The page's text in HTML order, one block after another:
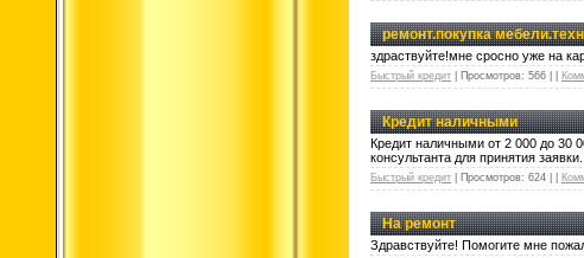
ремонт.покупка
здраствуйте!мне сросно уже на
Быстрый кредит Просмотров: 566
Кредит наличными
Кредит наличными от 2 000 до 30
консультанта для принятия
Быстрый кредит Просмотров: 624
На ремонт
Здравствуйте! Помогите мне